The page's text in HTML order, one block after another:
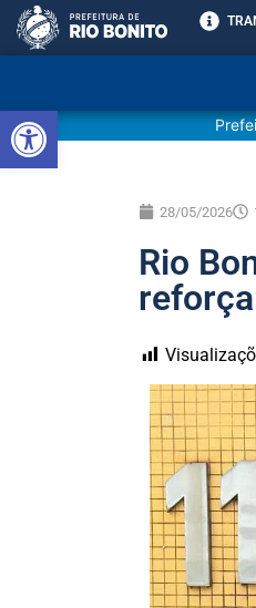
Abrir a barra de ferramentas
28/05/2026
Rio